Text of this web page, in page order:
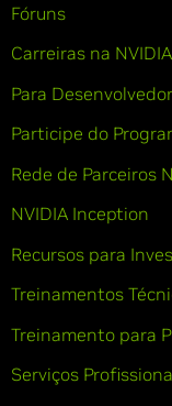
Fóruns
Carreiras na NVIDIA
Para
Participe do
Rede de Parceiros
NVIDIA Inception
Recursos para
Treinamentos
Treinamento para
Serviços